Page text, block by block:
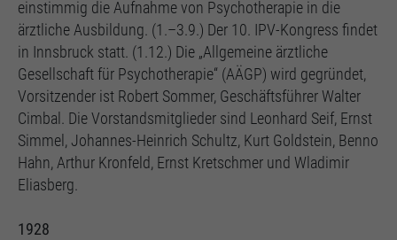
einstimmig die Aufnahme von Psychotherapie in die
ärztliche Ausbildung. (1.–3.9.) Der 10. IPV-Kongress findet
in Innsbruck statt. (1.12.) Die „Allgemeine ärztliche
Gesellschaft für Psychotherapie“ (AÄGP) wird gegründet,
Vorsitzender ist Robert Sommer, Geschäftsführer Walter
Cimbal. Die Vorstandsmitglieder sind Leonhard Seif, Ernst
Simmel, Johannes-Heinrich Schultz, Kurt Goldstein, Benno
Hahn, Arthur Kronfeld, Ernst Kretschmer und Wladimir
Eliasberg.
1928